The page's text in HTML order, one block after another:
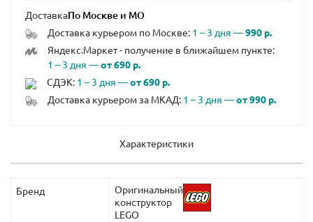
Доставка
Доставка курьером по Москве: 1 – 3 дня —990 р.
Яндекс.Маркет - получение в ближайшем пункте:
1 – 3 дня —от 690 р.
СДЭК: 1 – 3 дня —от 690 р.
Доставка курьером за МКАД: 1 – 3 дня —от 990 р.
Характеристики
Бренд
Оригинальный
конструктор
LEGO